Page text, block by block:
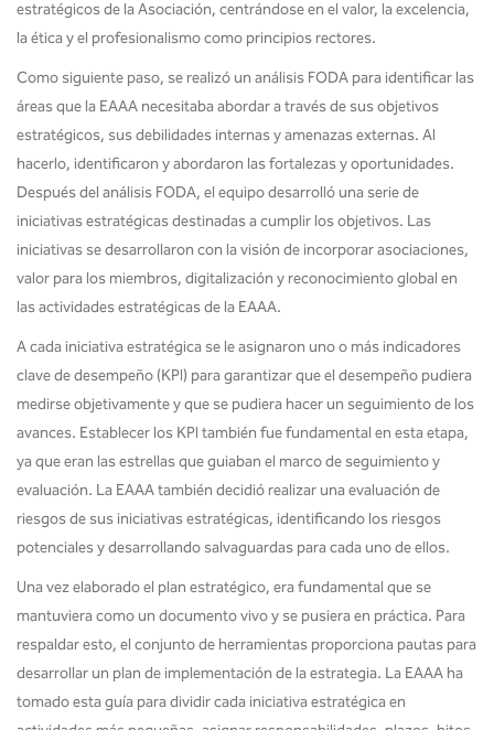
estratégicos de la Asociación, centrándose en el valor, la excelencia,
la ética y el profesionalismo como principios rectores.
Como siguiente paso, se realizó un análisis FODA para identificar las
áreas que la EAAA necesitaba abordar a través de sus objetivos
estratégicos, sus debilidades internas y amenazas externas. Al
hacerlo, identificaron y abordaron las fortalezas y oportunidades.
Después del análisis FODA, el equipo desarrolló una serie de
iniciativas estratégicas destinadas a cumplir los objetivos. Las
iniciativas se desarrollaron con la visión de incorporar asociaciones,
valor para los miembros, digitalización y reconocimiento global en
las actividades estratégicas de la EAAA.
A cada iniciativa estratégica se le asignaron uno o más indicadores
clave de desempeño (KPI) para garantizar que el desempeño pudiera
medirse objetivamente y que se pudiera hacer un seguimiento de los
avances. Establecer los KPI también fue fundamental en esta etapa,
ya que eran las estrellas que guiaban el marco de seguimiento y
evaluación. La EAAA también decidió realizar una evaluación de
riesgos de sus iniciativas estratégicas, identificando los riesgos
potenciales y desarrollando salvaguardas para cada uno de ellos.
Una vez elaborado el plan estratégico, era fundamental que se
mantuviera como un documento vivo y se pusiera en práctica. Para
respaldar esto, el conjunto de herramientas proporciona pautas para
desarrollar un plan de implementación de la estrategia. La EAAA ha
tomado esta guía para dividir cada iniciativa estratégica en